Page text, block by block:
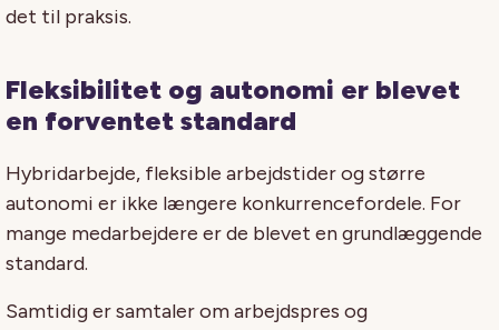
det til praksis.
Fleksibilitet og autonomi er blevet
en forventet standard
Hybridarbejde, fleksible arbejdstider og større
autonomi er ikke længere konkurrencefordele. For
mange medarbejdere er de blevet en grundlæggende
standard.
Samtidig er samtaler om arbejdspres og